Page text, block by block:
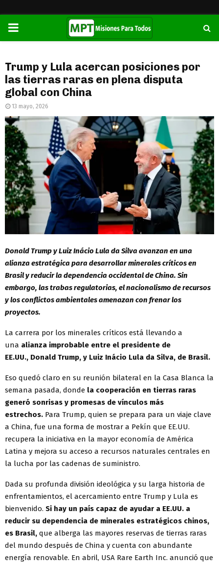
PRIMARY
Trump y Lula acercan posiciones por
las tierras raras en plena disputa
global con China
13 mayo, 2026
Donald Trump y Luiz Inácio Lula da Silva avanzan en una
alianza estratégica para desarrollar minerales críticos en
Brasil y reducir la dependencia occidental de China. Sin
embargo, las trabas regulatorias, el nacionalismo de recursos
y los conflictos ambientales amenazan con frenar los
proyectos.
La carrera por los minerales críticos está llevando a
una alianza improbable entre el presidente de
EE.UU., Donald Trump, y Luiz Inácio Lula da Silva, de Brasil.
Eso quedó claro en su reunión bilateral en la Casa Blanca la
semana pasada, donde la cooperación en tierras raras
generó sonrisas y promesas de vínculos más
estrechos. Para Trump, quien se prepara para un viaje clave
a China, fue una forma de mostrar a Pekín que EE.UU.
recupera la iniciativa en la mayor economía de América
Latina y mejora su acceso a recursos naturales centrales en
la lucha por las cadenas de suministro.
Dada su profunda división ideológica y su larga historia de
enfrentamientos, el acercamiento entre Trump y Lula es
bienvenido. Si hay un país capaz de ayudar a EE.UU. a
reducir su dependencia de minerales estratégicos chinos,
es Brasil, que alberga las mayores reservas de tierras raras
del mundo después de China y cuenta con abundante
energía renovable. En abril, USA Rare Earth Inc. anunció que